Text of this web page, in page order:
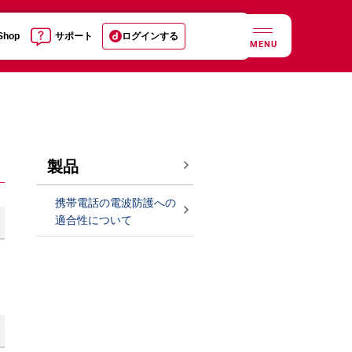
サポート ログインする
MENU
製品
携帯電話の電波防護への
適合性について